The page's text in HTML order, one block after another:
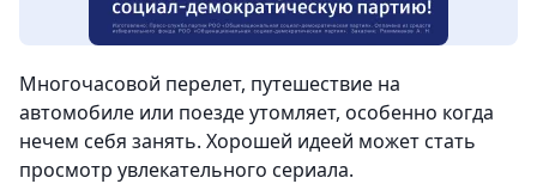
Многочасовой перелет, путешествие на
автомобиле или поезде утомляет, особенно когда
нечем себя занять. Хорошей идеей может стать
просмотр увлекательного сериала.